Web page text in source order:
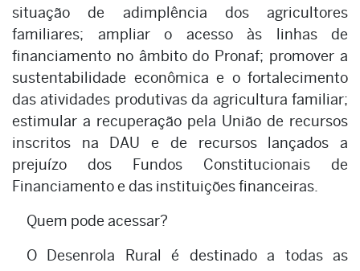
situação de adimplência dos agricultores
familiares; ampliar o acesso às linhas de
financiamento no âmbito do Pronaf; promover a
sustentabilidade econômica e o fortalecimento
das atividades produtivas da agricultura familiar;
estimular a recuperação pela União de recursos
inscritos na DAU e de recursos lançados a
prejuízo dos Fundos Constitucionais de
Financiamento e das instituições financeiras.
Quem pode acessar?
O Desenrola Rural é destinado a todas as